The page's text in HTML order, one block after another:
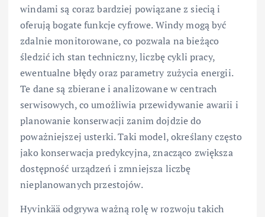
windami są coraz bardziej powiązane z siecią i
oferują bogate funkcje cyfrowe. Windy mogą być
zdalnie monitorowane, co pozwala na bieżąco
śledzić ich stan techniczny, liczbę cykli pracy,
ewentualne błędy oraz parametry zużycia energii.
Te dane są zbierane i analizowane w centrach
serwisowych, co umożliwia przewidywanie awarii i
planowanie konserwacji zanim dojdzie do
poważniejszej usterki. Taki model, określany często
jako konserwacja predykcyjna, znacząco zwiększa
dostępność urządzeń i zmniejsza liczbę
nieplanowanych przestojów.
Hyvinkää odgrywa ważną rolę w rozwoju takich